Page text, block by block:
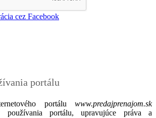
cez Facebook
portálu
portálu www.predajprenajom.sk
používania portálu, upravujúce práva a